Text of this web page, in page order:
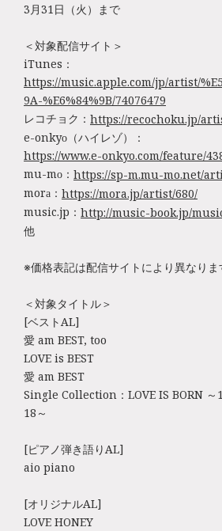
3月31日（火）まで
＜対象配信サイト＞
iTunes：
https://music.apple.com/jp/artist/
9A-%E6%84%9B/74076479
レコチョク： https://recochoku.jp/
e-onkyo（ハイレゾ）：
https://www.e-onkyo.com/feature/
mu-mo： https://sp-m.mu-mo.net/
mora： https://mora.jp/artist/680/
music.jp： http://music-book.jp/
他
※価格表記は配信サイトにより異なりま
＜対象タイトル＞
[ベストAL]
愛 am BEST, too
LOVE is BEST
愛 am BEST
Single Collection：LOVE IS BORN
18～
[ピアノ弾き語りAL]
aio piano
[オリジナルAL]
LOVE HONEY